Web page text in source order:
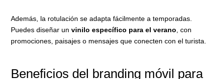
Además, la rotulación se adapta fácilmente a temporadas.
Puedes diseñar unvinilo específico para el verano , con
promociones, paisajes o mensajes que conecten con el turista.
Beneficios del branding móvil para